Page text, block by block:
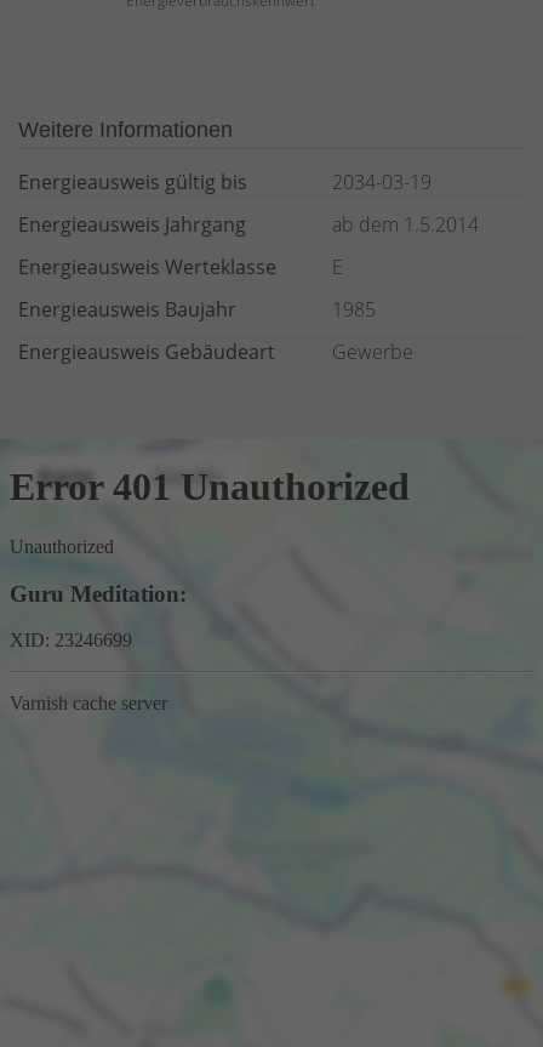
Weitere Informationen
Energieausweis gültig bis
2034-03-19
Energieausweis Jahrgang
ab dem 1.5.2014
Energieausweis Werteklasse
E
Energieausweis Baujahr
1985
Energieausweis Gebäudeart
Gewerbe